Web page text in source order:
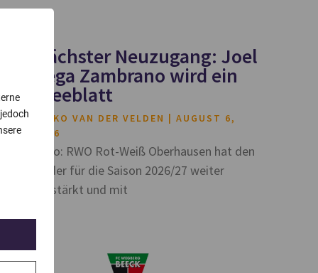
Nächster Neuzugang: Joel
Vega Zambrano wird ein
Kleeblatt
HEIKO VAN DER VELDEN
AUGUST 6,
2026
Foto: RWO Rot-Weiß Oberhausen hat den
Kader für die Saison 2026/27 weiter
verstärkt und mit